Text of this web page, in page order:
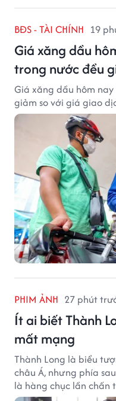
BĐS - TÀI CHÍNH 19
Giá xăng dầu
trong nước đều
Giá xăng dầu hôm
giảm so với giá giao
PHIM ẢNH 27 phút
Ít ai biết Thành
mất mạng
Thành Long là biểu
châu Á, nhưng phía
là hàng chục lần chấn